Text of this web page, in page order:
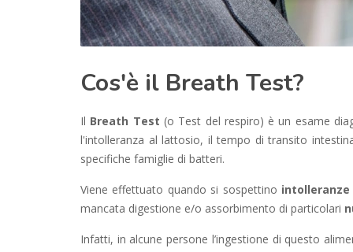
Cos'è il Breath Test?
Il Breath Test (o Test del respiro) è un esame
l'intolleranza al lattosio, il tempo di transito
specifiche famiglie di batteri.
Viene effettuato quando si sospettino
mancata digestione e/o assorbimento di particolari
Infatti, in alcune persone l’ingestione di questo